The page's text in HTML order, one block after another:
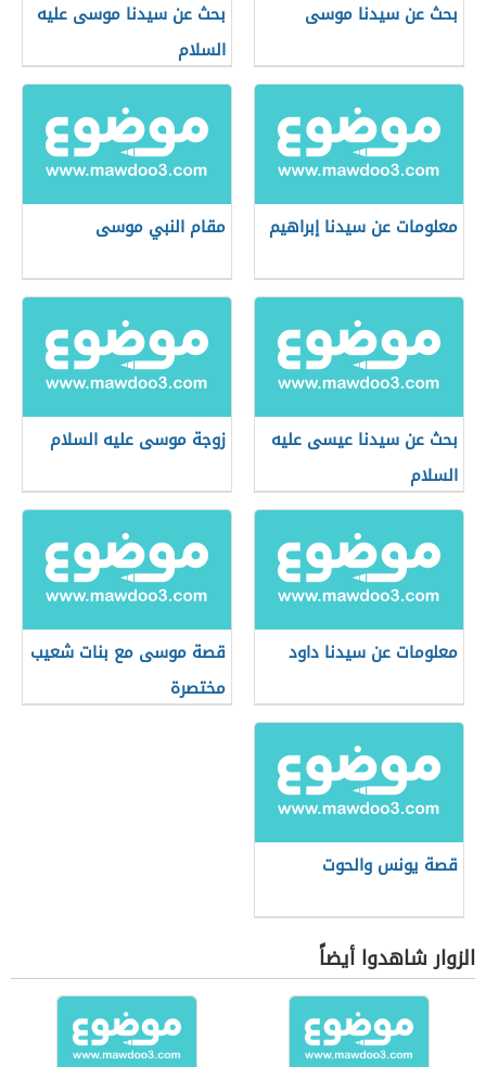
بحث عن سيدنا موسى
بحث عن سيدنا موسى عليه
السلام
معلومات عن سيدنا إبراهيم مقام النبي موسى
بحث عن سيدنا عيسى عليه
السلام
زوجة موسى عليه السلام
معلومات عن سيدنا داود
قصة موسى مع بنات شعيب
مختصرة
قصة يونس والحوت
الزوار شاهدوا أيضاً